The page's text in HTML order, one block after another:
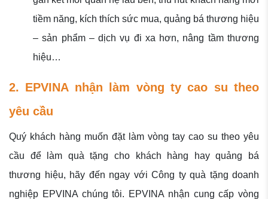
tiềm năng, kích thích sức mua, quảng bá thương hiệu
– sản phẩm – dịch vụ đi xa hơn, nâng tầm thương
hiệu…
2. EPVINA nhận làm vòng ty cao su theo
yêu cầu
Quý khách hàng muốn đặt làm vòng tay cao su theo yêu
cầu để làm quà tặng cho khách hàng hay quảng bá
thương hiệu, hãy đến ngay với Công ty quà tặng doanh
nghiệp EPVINA chúng tôi. EPVINA nhận cung cấp vòng